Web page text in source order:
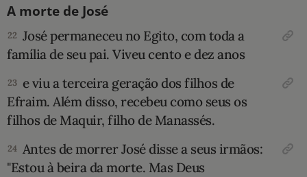
A morte de José
22 José permaneceu no Egito, com toda a
família de seu pai. Viveu cento e dez anos
23 e viu a terceira geração dos filhos de
Efraim. Além disso, recebeu como seus os
filhos de Maquir, filho de Manassés.
24 Antes de morrer José disse a seus ir­mãos:
"Estou à beira da morte. Mas Deus